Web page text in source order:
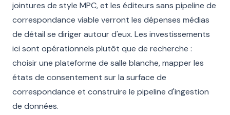
jointures de style MPC, et les éditeurs sans pipeline de
correspondance viable verront les dépenses médias
de détail se diriger autour d'eux. Les investissements
ici sont opérationnels plutôt que de recherche :
choisir une plateforme de salle blanche, mapper les
états de consentement sur la surface de
correspondance et construire le pipeline d'ingestion
de données.